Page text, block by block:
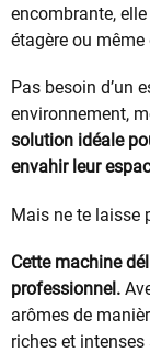
encombrante,
étagère ou
Pas besoin d’un
environnement,
solution idéale
envahir leur
Mais ne te laisse
Cette machine
professionnel.
arômes de
riches et